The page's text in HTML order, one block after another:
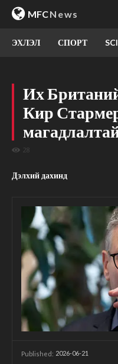
MFCNews
ЭХЛЭЛ СПОРТ
Их
Кир
28
Дэлхий дахинд
Published: 2026-06-21